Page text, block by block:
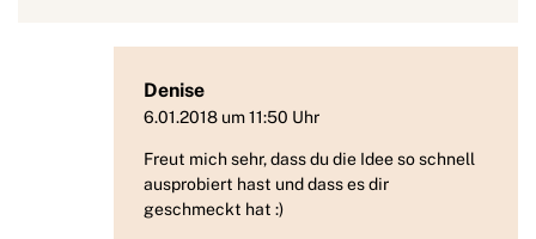
Denise
6.01.2018 um 11:50 Uhr
Freut mich sehr, dass du die Idee so schnell
ausprobiert hast und dass es dir
geschmeckt hat :)